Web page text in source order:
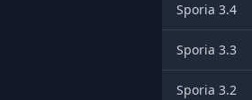
Sporia 3.4
Sporia 3.3
Sporia 3.2